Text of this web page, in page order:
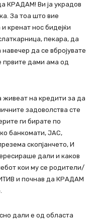
КРАДАМ! Ви ја украдов
За тоа што вие
кренат нос бидејќи
пекара, да
да се вбројувате
првите дами ама од
на кредити за да
задоволства сте
ги бирате по
банкомати, ЈАС,
скопјанчето, И
дали и каков
кои му се родители/
и почнав да КРАДАМ
дали е од областа